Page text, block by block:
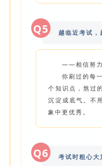
Q5 越临近考试，
——相信努力
你刷过的每
个知识点，熬过
沉淀成底气。不
象中更优秀。
Q6 考试时粗心大